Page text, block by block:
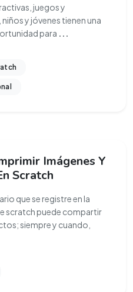
juegos y
y jóvenes tienen una
para ...
Imágenes Y
Scratch
que se registre en la
scratch puede compartir
siempre y cuando,